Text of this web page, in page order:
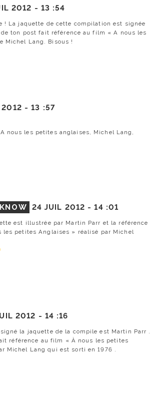
2012 - 13 :54
! La jaquette de cette compilation est signée
ton post fait référence au film « A nous les
Michel Lang. Bisous !
2012 -13 :57
nous les petites anglaises, Michel Lang,
24 JUIL 2012 -14 :01
est illustrée par Martin Parr et la référence
petites Anglaises » réalisé par Michel
2012 - 14 :16
la jaquette de la compile est Martin Parr .
référence au film « À nous les petites
Michel Lang qui est sorti en 1976 .